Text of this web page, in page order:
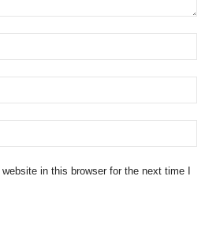
in this browser for the next time I